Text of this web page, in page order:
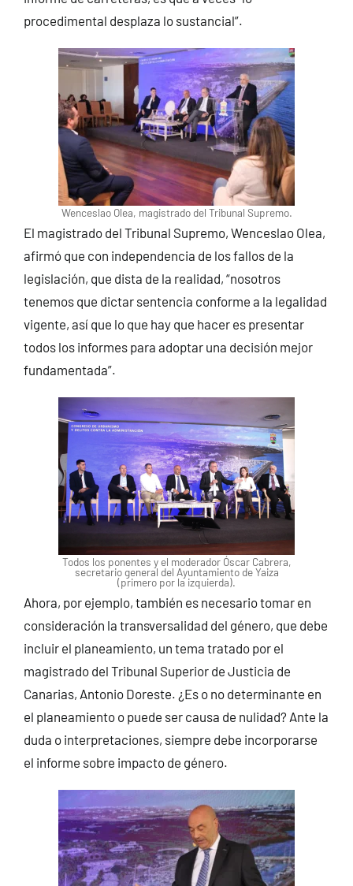
procedimental desplaza lo sustancial”.
Wenceslao Olea, magistrado del Tribunal Supremo.
El magistrado del Tribunal Supremo, Wenceslao Olea,
afirmó que con independencia de los fallos de la
legislación, que dista de la realidad, “nosotros
tenemos que dictar sentencia conforme a la legalidad
vigente, así que lo que hay que hacer es presentar
todos los informes para adoptar una decisión mejor
fundamentada”.
Todos los ponentes y el moderador Óscar Cabrera,
secretario general del Ayuntamiento de Yaiza
(primero por la izquierda).
Ahora, por ejemplo, también es necesario tomar en
consideración la transversalidad del género, que debe
incluir el planeamiento, un tema tratado por el
magistrado del Tribunal Superior de Justicia de
Canarias, Antonio Doreste. ¿Es o no determinante en
el planeamiento o puede ser causa de nulidad? Ante la
duda o interpretaciones, siempre debe incorporarse
el informe sobre impacto de género.